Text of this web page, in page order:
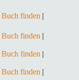
Buch finden |
Buch finden |
Buch finden |
Buch finden |